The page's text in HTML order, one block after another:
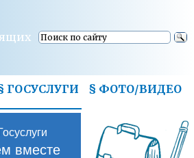
ГОСУСЛУГИ § ФОТО/ВИДЕО
вместе